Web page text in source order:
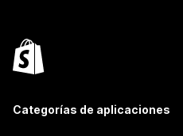
Categorías de aplicaciones